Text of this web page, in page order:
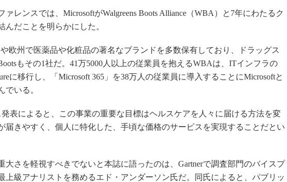
レンスでは、MicrosoftがWalgreens Boots Alliance（WBA）と7年にわたるク
んだことを明らかにした。
欧州で医薬品や化粧品の著名なブランドを多数保有しており、ドラッグス
もその1社だ。41万5000人以上の従業員を抱えるWBAは、ITインフラの
に移行し、「Microsoft 365」を38万人の従業員に導入することにMicrosoftと
でいる。
表によると、この事業の重要な目標はヘルスケアを人々に届ける方法を変
届きやすく、個人に特化した、手頃な価格のサービスを実現することだとい
さを軽視すべきでないと本誌に語ったのは、Gartnerで調査部門のバイスプ
上級アナリストを務めるエド・アンダーソン氏だ。同氏によると、パブリッ